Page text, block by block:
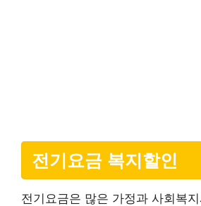
전기요금 복지할인
전기요금은 많은 가정과 사회복